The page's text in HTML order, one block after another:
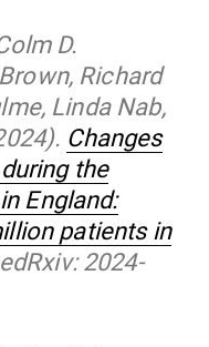
D.
Richard
Linda Nab,
Changes
the
England:
patients in
2024-